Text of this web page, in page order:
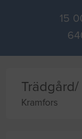
15
Kramfors